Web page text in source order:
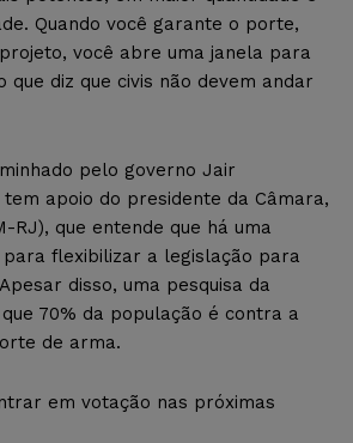
Quando você garante o porte,
você abre uma janela para
que diz que civis não devem andar
pelo governo Jair
tem apoio do presidente da Câmara,
RJ), que entende que há uma
flexibilizar a legislação para
disso, uma pesquisa da
70% da população é contra a
de arma.
em votação nas próximas